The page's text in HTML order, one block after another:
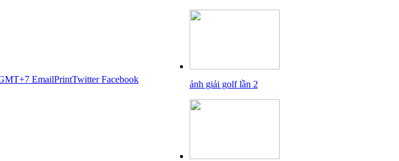
ảnh giải golf lần 2